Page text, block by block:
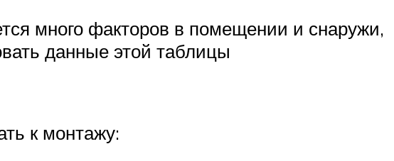
много факторов в помещении и снаружи,
данные этой таблицы
к монтажу: